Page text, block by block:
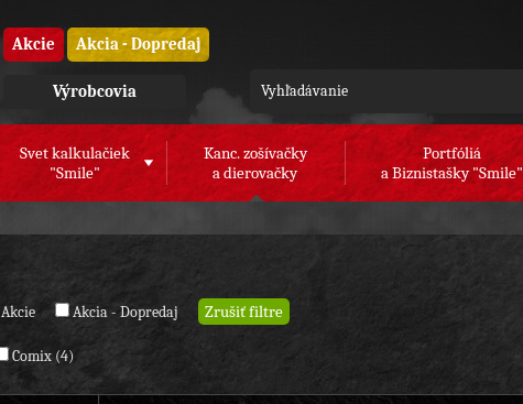
Akcie Akcia - Dopredaj
Výrobcovia
Svet kalkulačiek
"Smile"
Kanc. zošívačky
a dierovačky
Portfóliá
a Biznistašky "Smile"
Akcie Akcia - Dopredaj
Comix (4)